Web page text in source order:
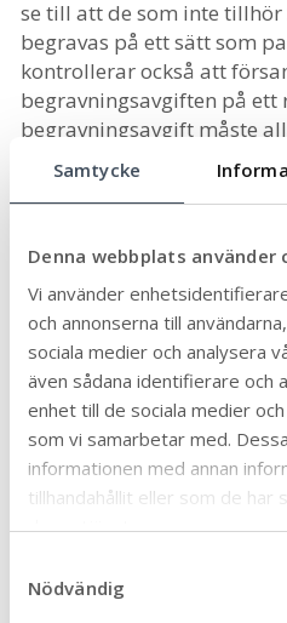
Samtycke
Denna webbplats använder
Vi använder
och annonserna till
sociala medier och analysera
även sådana identifierare och
enhet till de sociala medier
som vi samarbetar med.
informationen med annan
tillhandahållit eller som de har
deras tjänster.
Nödvändig
se till att de som inte tillhör
begravas på ett sätt som
kontrollerar också att
begravningsavgiften på ett
begravningsavgift måste
man tillhör Svenska
du betalar framgår av
Kontrollerar att
övrig verksamhet.
Granskar hur
som inte tillhör
Undersöker
tillhör Svenska kyrkan.
Informerar om
berörda parter.